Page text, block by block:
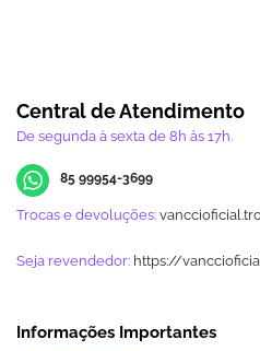
Central de Atendimento
De segunda à sexta de 8h às 17h.
85 99954-3699
Trocas e devoluções:
Seja revendedor: https://
Informações Importantes